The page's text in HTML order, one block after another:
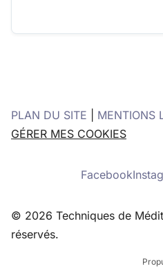
PLAN DU SITE MENTIONS
GÉRER MES COOKIES
Facebook
© 2026 Techniques de
réservés.